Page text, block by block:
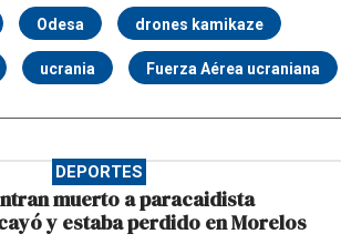
Odesa drones kamikaze
ucrania Fuerza Aérea ucraniana
DEPORTES
muerto a paracaidista
y estaba perdido en Morelos